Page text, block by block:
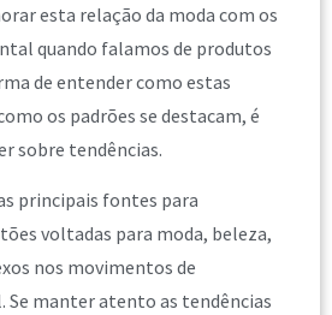
esta relação da moda com os
quando falamos de produtos
de entender como estas
os padrões se destacam, é
sobre tendências.
principais fontes para
voltadas para moda, beleza,
nos movimentos de
Se manter atento as tendências